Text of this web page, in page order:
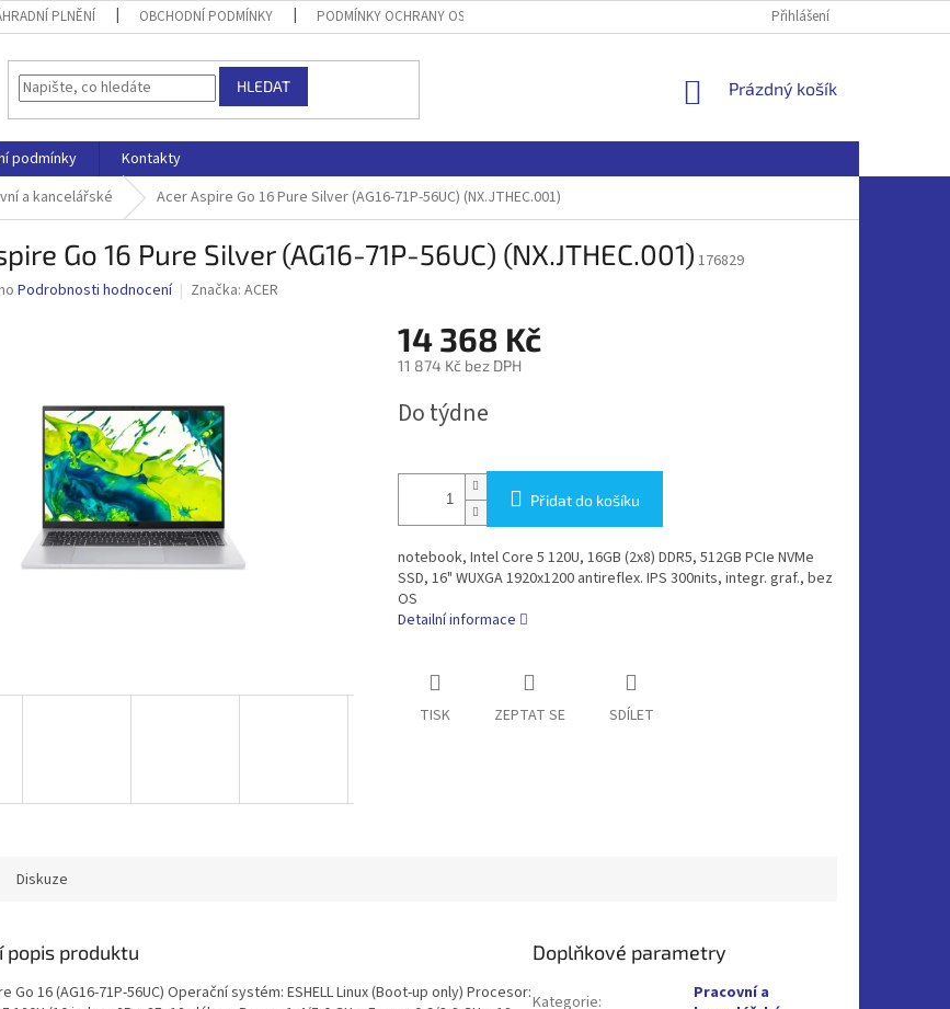
PLNĚNÍ OBCHODNÍ PODMÍNKY PODMÍNKY OCHRANY OSOBNÍCH ÚDAJŮ Přihlášení
HLEDAT
NÁKUPNÍ
Prázdný košík
podmínky
Kontakty
a kancelářské Acer Aspire Go 16 Pure Silver (AG16-71P-56UC) (NX.JTHEC.001)
Go 16 Pure Silver (AG16-71P-56UC) (NX.JTHEC.001) 176829
Podrobnosti hodnocení Značka: ACER
14 368 Kč
11 874 Kč bez DPH
cena:
Do týdne
Přidat do košíku
notebook, Intel Core 5 120U, 16GB (2x8) DDR5, 512GB PCIe NVMe
SSD, 16" WUXGA 1920x1200 antireflex. IPS 300nits, integr. graf., bez
OS
Detailní informace
TISK ZEPTAT SE SDÍLET
Diskuze
popis produktu
Go 16 (AG16-71P-56UC) Operační systém: ESHELL Linux (Boot-up only) Procesor:
Doplňkové parametry
Kategorie:
Pracovní a